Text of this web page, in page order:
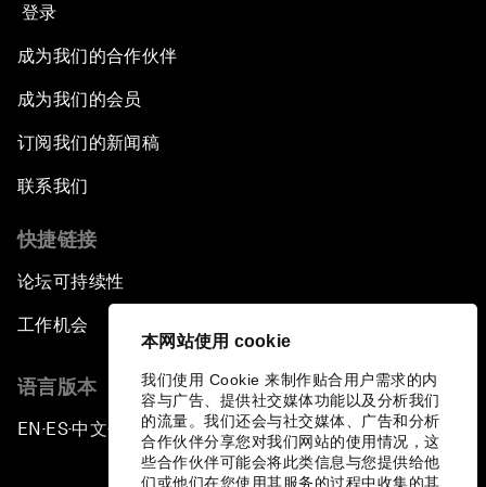
本网站使用 cookie
我们使用 Cookie 来制作贴合用户需求的内
容与广告、提供社交媒体功能以及分析我们
的流量。我们还会与社交媒体、广告和分析
合作伙伴分享您对我们网站的使用情况，这
些合作伙伴可能会将此类信息与您提供给他
们或他们在您使用其服务的过程中收集的其
登录
成为我们的合作伙伴
成为我们的会员
订阅我们的新闻稿
联系我们
快捷链接
论坛可持续性
工作机会
语言版本
EN ▪ES▪中文▪ 日本語